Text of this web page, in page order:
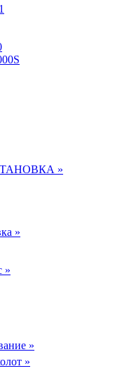
»
»
»
»
»